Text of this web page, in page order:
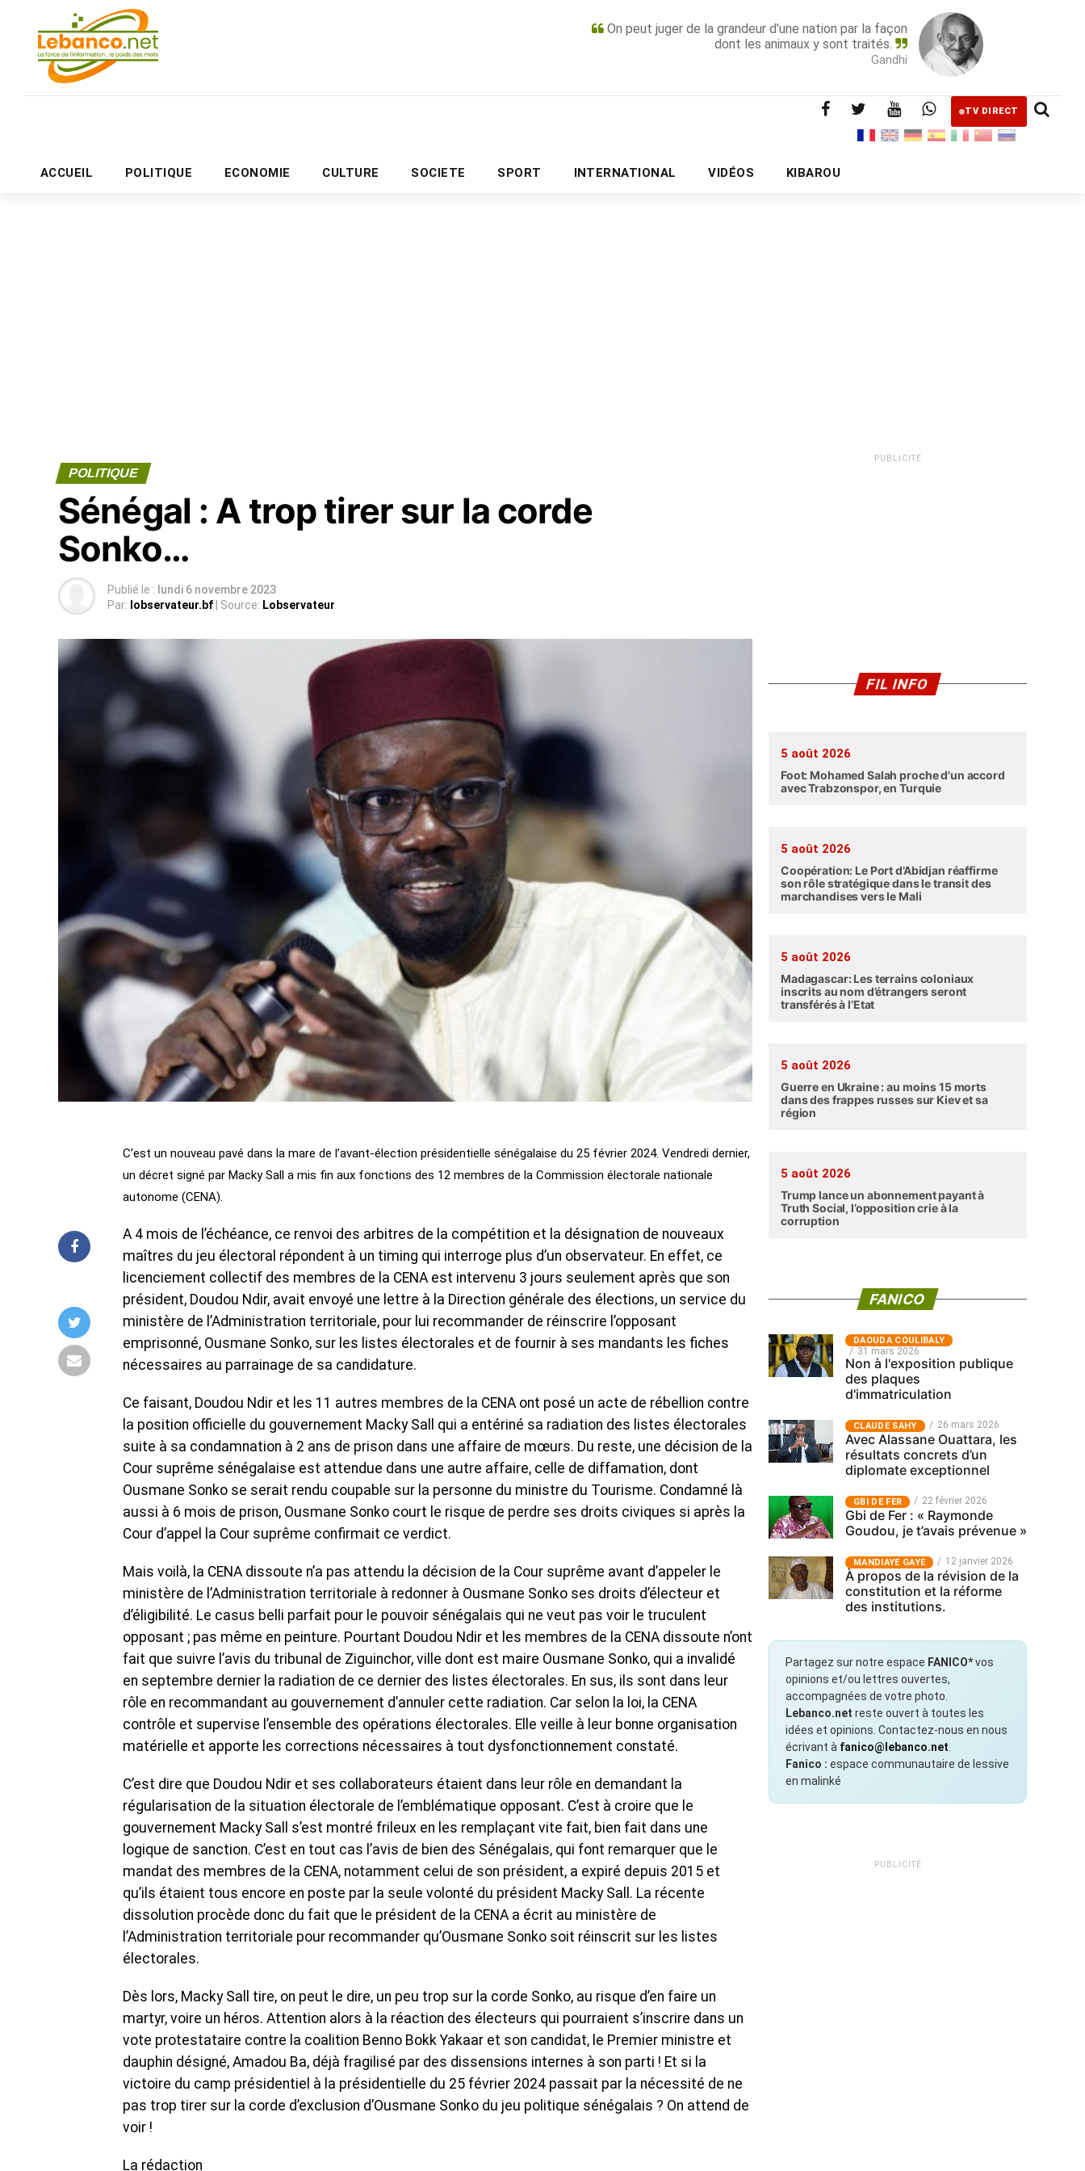
On peut juger de la grandeur d'une nation par la façon
dont les animaux y sont traités.
Gandhi
TV DIRECT
ACCUEIL POLITIQUE ECONOMIE CULTURE SOCIETE SPORT INTERNATIONAL VIDÉOS KIBAROU
PUBLICITÉ
POLITIQUE
Sénégal : A trop tirer sur la corde
Sonko…
Publié le : lundi 6 novembre 2023
Par: lobservateur.bf | Source: Lobservateur
C’est un nouveau pavé dans la mare de l’avant-élection présidentielle sénégalaise du 25 février 2024. Vendredi dernier,
un décret signé par Macky Sall a mis fin aux fonctions des 12 membres de la Commission électorale nationale
autonome (CENA).
A 4 mois de l’échéance, ce renvoi des arbitres de la compétition et la désignation de nouveaux
maîtres du jeu électoral répondent à un timing qui interroge plus d’un observateur. En effet, ce
licenciement collectif des membres de la CENA est intervenu 3 jours seulement après que son
président, Doudou Ndir, avait envoyé une lettre à la Direction générale des élections, un service du
ministère de l’Administration territoriale, pour lui recommander de réinscrire l’opposant
emprisonné, Ousmane Sonko, sur les listes électorales et de fournir à ses mandants les fiches
nécessaires au parrainage de sa candidature.
Ce faisant, Doudou Ndir et les 11 autres membres de la CENA ont posé un acte de rébellion contre
la position officielle du gouvernement Macky Sall qui a entériné sa radiation des listes électorales
suite à sa condamnation à 2 ans de prison dans une affaire de mœurs. Du reste, une décision de la
Cour suprême sénégalaise est attendue dans une autre affaire, celle de diffamation, dont
Ousmane Sonko se serait rendu coupable sur la personne du ministre du Tourisme. Condamné là
aussi à 6 mois de prison, Ousmane Sonko court le risque de perdre ses droits civiques si après la
Cour d’appel la Cour suprême confirmait ce verdict.
Mais voilà, la CENA dissoute n’a pas attendu la décision de la Cour suprême avant d’appeler le
ministère de l’Administration territoriale à redonner à Ousmane Sonko ses droits d’électeur et
d’éligibilité. Le casus belli parfait pour le pouvoir sénégalais qui ne veut pas voir le truculent
opposant ; pas même en peinture. Pourtant Doudou Ndir et les membres de la CENA dissoute n’ont
fait que suivre l’avis du tribunal de Ziguinchor, ville dont est maire Ousmane Sonko, qui a invalidé
en septembre dernier la radiation de ce dernier des listes électorales. En sus, ils sont dans leur
rôle en recommandant au gouvernement d’annuler cette radiation. Car selon la loi, la CENA
contrôle et supervise l’ensemble des opérations électorales. Elle veille à leur bonne organisation
matérielle et apporte les corrections nécessaires à tout dysfonctionnement constaté.
C’est dire que Doudou Ndir et ses collaborateurs étaient dans leur rôle en demandant la
régularisation de la situation électorale de l’emblématique opposant. C’est à croire que le
gouvernement Macky Sall s’est montré frileux en les remplaçant vite fait, bien fait dans une
logique de sanction. C’est en tout cas l’avis de bien des Sénégalais, qui font remarquer que le
mandat des membres de la CENA, notamment celui de son président, a expiré depuis 2015 et
qu’ils étaient tous encore en poste par la seule volonté du président Macky Sall. La récente
dissolution procède donc du fait que le président de la CENA a écrit au ministère de
l’Administration territoriale pour recommander qu’Ousmane Sonko soit réinscrit sur les listes
électorales.
Dès lors, Macky Sall tire, on peut le dire, un peu trop sur la corde Sonko, au risque d’en faire un
martyr, voire un héros. Attention alors à la réaction des électeurs qui pourraient s’inscrire dans un
vote protestataire contre la coalition Benno Bokk Yakaar et son candidat, le Premier ministre et
dauphin désigné, Amadou Ba, déjà fragilisé par des dissensions internes à son parti ! Et si la
victoire du camp présidentiel à la présidentielle du 25 février 2024 passait par la nécessité de ne
pas trop tirer sur la corde d’exclusion d’Ousmane Sonko du jeu politique sénégalais ? On attend de
voir !
La rédaction
PUBLICITÉ
FIL INFO
5 août 2026
Foot: Mohamed Salah proche d'un accord
avec Trabzonspor, en Turquie
5 août 2026
Coopération: Le Port d’Abidjan réaffirme
son rôle stratégique dans le transit des
marchandises vers le Mali
5 août 2026
Madagascar: Les terrains coloniaux
inscrits au nom d’étrangers seront
transférés à l’Etat
5 août 2026
Guerre en Ukraine : au moins 15 morts
dans des frappes russes sur Kiev et sa
région
5 août 2026
Trump lance un abonnement payant à
Truth Social, l’opposition crie à la
corruption
FANICO
‎DAOUDA COULIBALY
31 mars 2026
Non à l'exposition publique
des plaques
d'immatriculation
CLAUDE SAHY 26 mars 2026
Avec Alassane Ouattara, les
résultats concrets d’un
diplomate exceptionnel
GBI DE FER 22 février 2026
Gbi de Fer : « Raymonde
Goudou, je t’avais prévenue »
MANDIAYE GAYE 12 janvier 2026
À propos de la révision de la
constitution et la réforme
des institutions.
Partagez sur notre espace FANICO*vos
opinions et/ou lettres ouvertes,
accompagnées de votre photo.
Lebanco.net reste ouvert à toutes les
idées et opinions. Contactez-nous en nous
écrivant à fanico@lebanco.net
Fanico : espace communautaire de lessive
en malinké
PUBLICITÉ